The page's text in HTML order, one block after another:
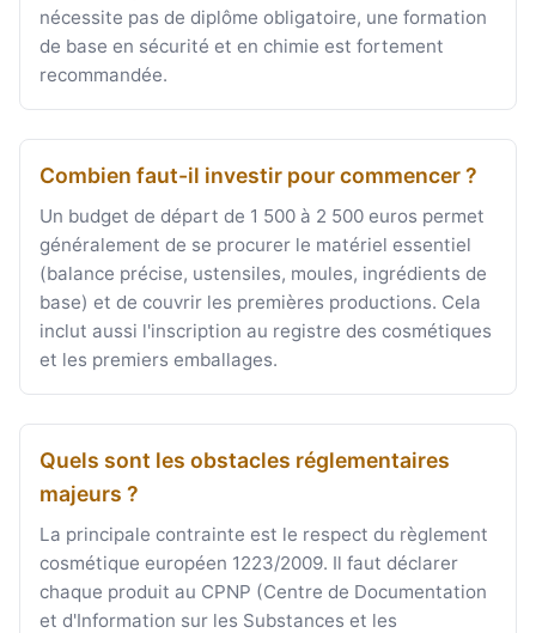
nécessite pas de diplôme obligatoire, une formation
de base en sécurité et en chimie est fortement
recommandée.
Combien faut-il investir pour commencer ?
Un budget de départ de 1 500 à 2 500 euros permet
généralement de se procurer le matériel essentiel
(balance précise, ustensiles, moules, ingrédients de
base) et de couvrir les premières productions. Cela
inclut aussi l'inscription au registre des cosmétiques
et les premiers emballages.
Quels sont les obstacles réglementaires
majeurs ?
La principale contrainte est le respect du règlement
cosmétique européen 1223/2009. Il faut déclarer
chaque produit au CPNP (Centre de Documentation
et d'Information sur les Substances et les